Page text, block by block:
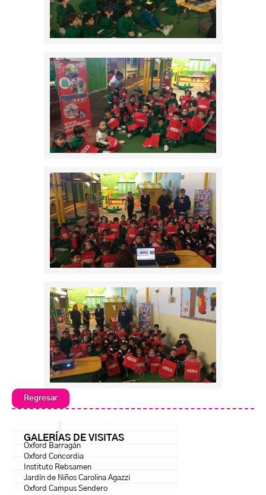
Regresar
GALERÍAS DE VISITAS
Oxford Barragán
Oxford Concordia
Instituto Rebsamen
Jardín de Niños Carolina Agazzi
Oxford Campus Sendero